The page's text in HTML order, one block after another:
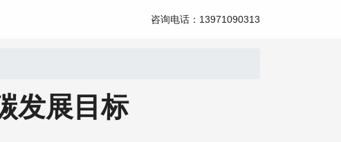
咨询电话：13971090313
发展目标